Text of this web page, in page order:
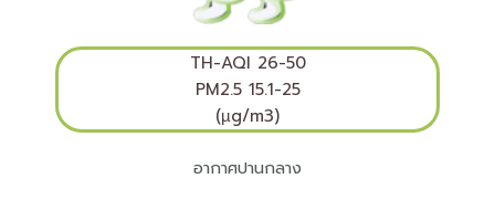
TH-AQI 26-50
PM2.5 15.1-25
(µg/m3)
อากาศปานกลาง